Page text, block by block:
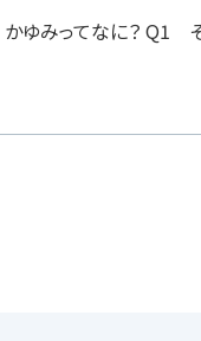
ゆみってなに？ Q1